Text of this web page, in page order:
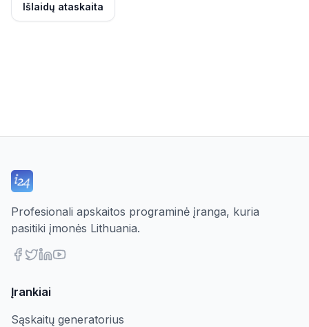
Išlaidų ataskaita
Profesionali apskaitos programinė įranga, kuria
pasitiki įmonės Lithuania.
Įrankiai
Sąskaitų generatorius